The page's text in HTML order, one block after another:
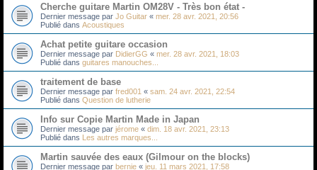
Cherche guitare Martin OM28V - Très bon état -
Dernier message par Jo Guitar « mer. 28 avr. 2021, 20:56
Publié dans Acoustiques
Achat petite guitare occasion
Dernier message par DidierGG « mer. 28 avr. 2021, 18:03
Publié dans guitares manouches...
traitement de base
Dernier message par fred001 « sam. 24 avr. 2021, 22:54
Publié dans Question de lutherie
Info sur Copie Martin Made in Japan
Dernier message par jérome « dim. 18 avr. 2021, 23:13
Publié dans Les autres marques...
Martin sauvée des eaux (Gilmour on the blocks)
Dernier message par bernie « jeu. 11 mars 2021, 17:58